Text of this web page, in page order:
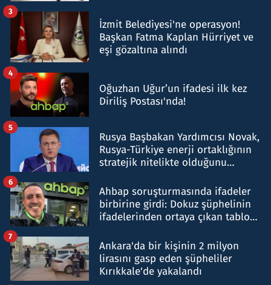
İzmit Belediyesi'ne operasyon!
Başkan Fatma Kaplan Hürriyet ve
eşi gözaltına alındı
3
Oğuzhan Uğur’un ifadesi ilk kez
Diriliş Postası'nda!
4
Rusya Başbakan Yardımcısı Novak,
Rusya-Türkiye enerji ortaklığının
stratejik nitelikte olduğunu
5
Ahbap soruşturmasında ifadeler
birbirine girdi: Dokuz şüphelinin
ifadelerinden ortaya çıkan tablo
6
Ankara'da bir kişinin 2 milyon
lirasını gasp eden şüpheliler
Kırıkkale'de yakalandı
7